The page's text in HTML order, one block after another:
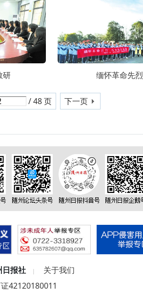
研 缅怀革命先烈
/ 48 页 下一页
日报社 |
关于我们
42120180011